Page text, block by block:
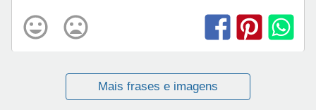
Mais frases e imagens